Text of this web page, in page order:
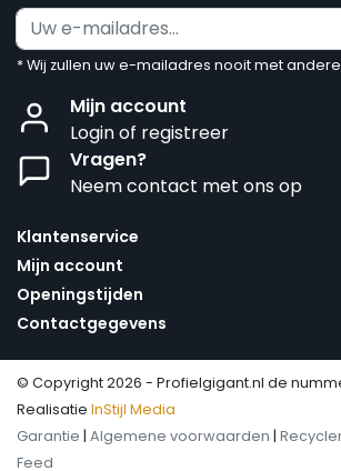
* Wij zullen uw e-mailadres nooit met
Mijn account
Login of registreer
Vragen?
Neem contact met ons op
Klantenservice
Mijn account
Openingstijden
Contactgegevens
© Copyright 2026 - Profielgigant.nl de
Realisatie InStijl Media
Garantie | Algemene voorwaarden |
Feed